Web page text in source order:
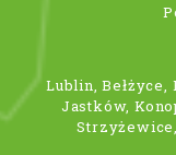
Lublin, Bełżyce,
Jastków,